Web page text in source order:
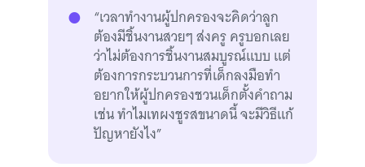
“เวลาทำงานผู้ปกครองจะคิดว่าลูก
ต้องมีชิ้นงานสวยๆ ส่งครู ครูบอกเลย
ว่าไม่ต้องการชิ้นงานสมบูรณ์แบบ แต่
ต้องการกระบวนการที่เด็กลงมือทำ
อยากให้ผู้ปกครองชวนเด็กตั้งคำถาม
เช่น ทำไมเทผงชูรสขนาดนี้ จะมีวิธีแก้
ปัญหายังไง”